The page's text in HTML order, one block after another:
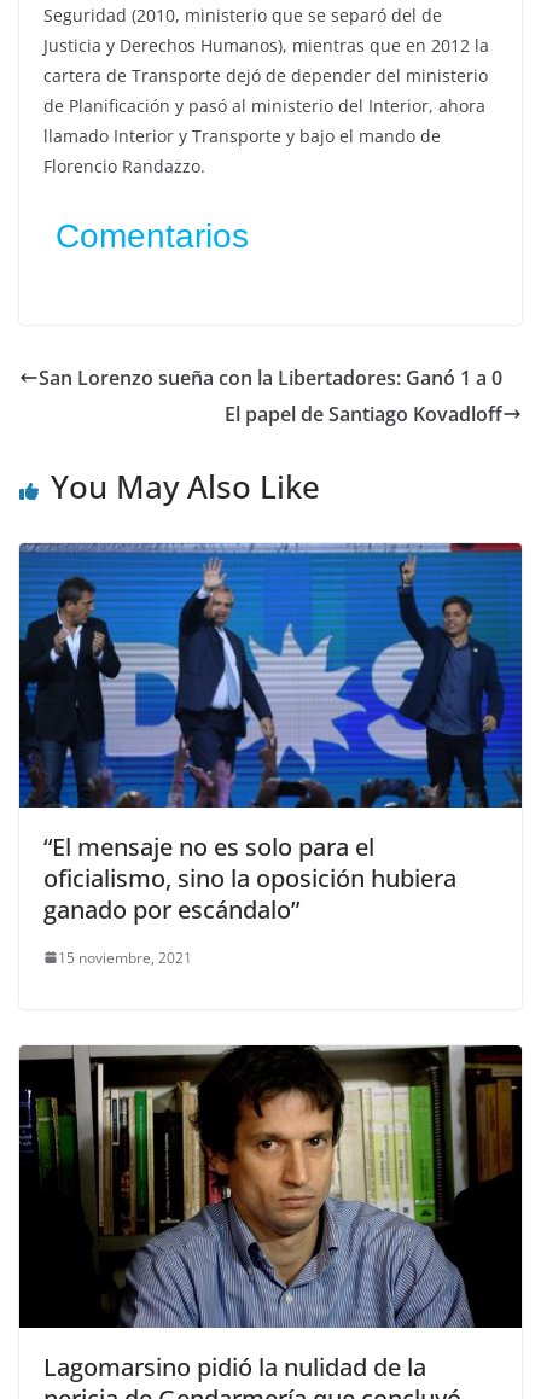
Seguridad (2010, ministerio que se separó del de
Justicia y Derechos Humanos), mientras que en 2012 la
cartera de Transporte dejó de depender del ministerio
de Planificación y pasó al ministerio del Interior, ahora
llamado Interior y Transporte y bajo el mando de
Florencio Randazzo.
Comentarios
San Lorenzo sueña con la Libertadores: Ganó 1 a 0
El papel de Santiago Kovadloff
You May Also Like
“El mensaje no es solo para el
oficialismo, sino la oposición hubiera
ganado por escándalo”
15 noviembre, 2021
Lagomarsino pidió la nulidad de la